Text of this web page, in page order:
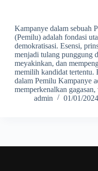
Kampanye dalam sebuah
(Pemilu) adalah fondasi
demokratisasi. Esensi,
menjadi tulang punggung
meyakinkan, dan
memilih kandidat tertentu.
dalam Pemilu Kampanye
memperkenalkan
admin
01/01/2024